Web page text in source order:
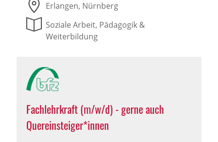
Erlangen, Nürnberg
Soziale Arbeit, Pädagogik &
Weiterbildung
Fachlehrkraft (m/w/d) - gerne auch
Quereinsteiger*innen